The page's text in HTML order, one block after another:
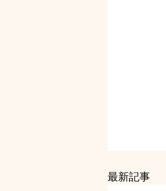
最新記事